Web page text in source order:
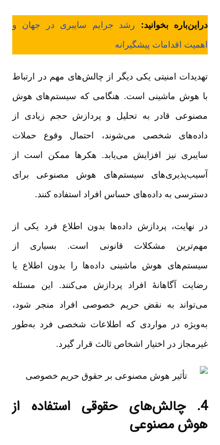
دراین‌باره بخوانید:
رشد جرایم سایبری در جهان و
اهمیت اقدامات پیشگیرانه
تهدیدات امنیتی یکی دیگر از چالش‌های مهم در ارتباط
با هوش ماشینی است. هنگامی که سیستم‌های هوش
مصنوعی قادر به تحلیل و پردازش حجم زیادی از
داده‌های شخصی می‌شوند، احتمال وقوع حملات
سایبری نیز افزایش می‌یابد. هکرها ممکن است از
آسیب‌پذیری‌های سیستم‌های هوش مصنوعی برای
دسترسی به داده‌های حساس افراد استفاده کنند.
در نهایت، پردازش داده‌ها بدون اطلاع فرد یکی از
مهم‌ترین مشکلات قانونی است. بسیاری از
سیستم‌های هوش ماشینی داده‌ها را بدون اطلاع یا
رضایت آگاهانۀ افراد پردازش می‌کنند. این مسئله
می‌تواند به نقض حریم خصوصی افراد منجر شود،
به‌ویژه در مواردی که اطلاعات شخصی فرد به‌طور
غیرمجاز در اختیار اشخاص ثالث قرار گیرد.
4. چالش‌های حقوقی استفاده از
هوش مصنوعی